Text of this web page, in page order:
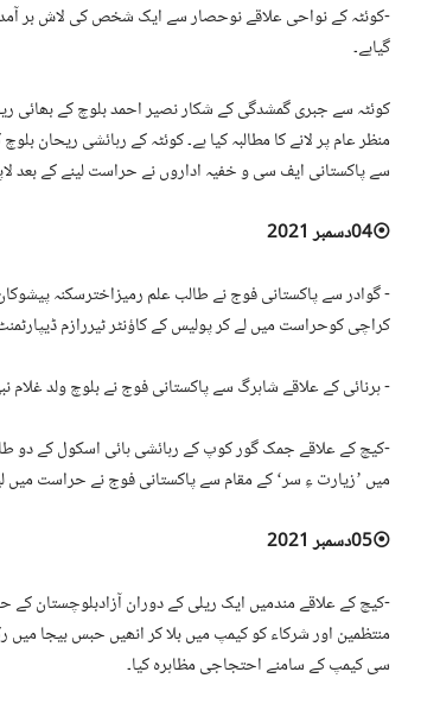
⁃کوئٹہ کے نواحی علاقے نوحصار سے ایک شخص کی لاش بر آمد
گیاہے۔
کوئٹہ سے جبری گمشدگی کے شکار نصیر احمد بلوچ کے بھائی
سے پاکستانی ایف سی و خفیہ اداروں نے حراست لینے کے بعد
⦿04دسمبر 2021
⁃ گوادر سے پاکستانی فوج نے طالب علم رمیزاخترسکنہ
کراچی کوحراست میں لے کر پولیس کے کاؤنٹر ٹیررازم
⁃ ہرنائی کے علاقے شاہرگ سے پاکستانی فوج نے بلوچ ولد غلام نبی سکنہ ببرکچ سبی کو29
⁃کیچ کے علاقے جمک گور کوپ کے رہائشی ہائی اسکول کے دو
میں ’زیارت ءِ سر‘ کے مقام سے پاکستانی فوج نے حراست میں
⦿05دسمبر 2021
⁃کیچ کے علاقے مندمیں ایک ریلی کے دوران آزادبلوچستان کے
منتظمین اور شرکاء کو کیمپ میں بلا کر انھیں حبس بیجا
سی کیمپ کے سامنے احتجاجی مظاہرہ کیا۔